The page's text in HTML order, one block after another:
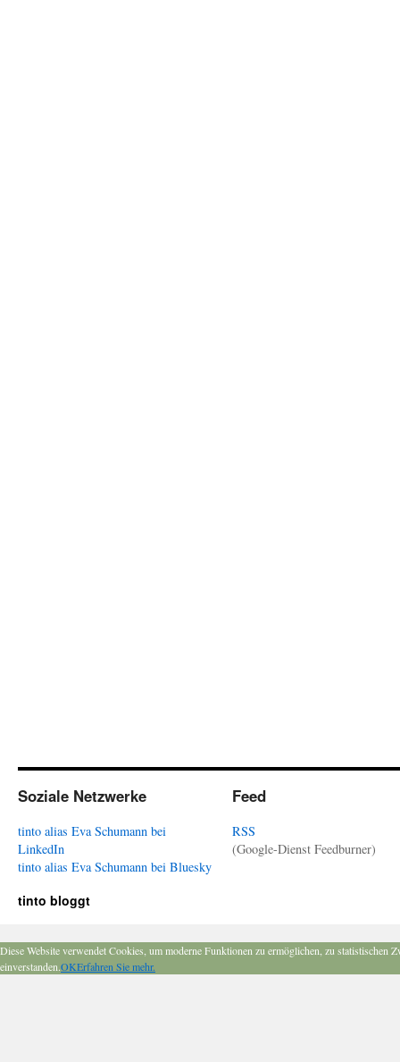
Soziale Netzwerke
tinto alias Eva Schumann bei
LinkedIn
tinto alias Eva Schumann bei Bluesky
Feed
RSS
(Google-Dienst Feedburner)
tinto bloggt
Diese Website verwendet Cookies, um moderne Funktionen zu ermöglichen, zu
einverstanden.OKErfahren Sie mehr.